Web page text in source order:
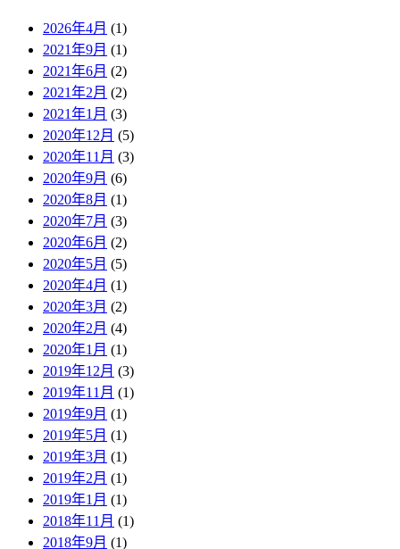
2026年4月 (1)
2021年9月 (1)
2021年6月 (2)
2021年2月 (2)
2021年1月 (3)
2020年12月 (5)
2020年11月 (3)
2020年9月 (6)
2020年8月 (1)
2020年7月 (3)
2020年6月 (2)
2020年5月 (5)
2020年4月 (1)
2020年3月 (2)
2020年2月 (4)
2020年1月 (1)
2019年12月 (3)
2019年11月 (1)
2019年9月 (1)
2019年5月 (1)
2019年3月 (1)
2019年2月 (1)
2019年1月 (1)
2018年11月 (1)
2018年9月 (1)